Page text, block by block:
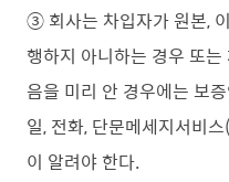
③ 회사는 차입자가 원본,
행하지 아니하는 경우 또
음을 미리 안 경우에는 보
일, 전화, 단문메세지서비
이 알려야 한다.